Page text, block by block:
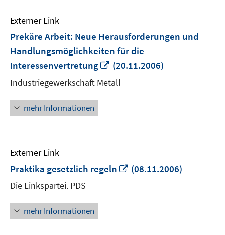
Externer Link
Prekäre Arbeit: Neue Herausforderungen und
Handlungsmöglichkeiten für die
Interessenvertretung
In
neuem
Fenster
(20.11.2006)
Industriegewerkschaft Metall
mehr Informationen
Externer Link
Praktika gesetzlich regeln
In
(08.11.2006)
Die Linkspartei. PDS
mehr Informationen